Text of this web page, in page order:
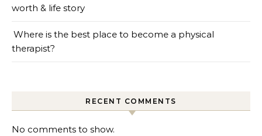
worth & life story
Where is the best place to become a physical
therapist?
RECENT COMMENTS
No comments to show.